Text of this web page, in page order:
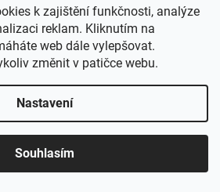
k zajištění funkčnosti, analýze
reklam. Kliknutím na
web dále vylepšovat.
změnit v patičce webu.
Nastavení
Souhlasím
pro psa Vacation 38x29x25 cm,
šedá/modrá